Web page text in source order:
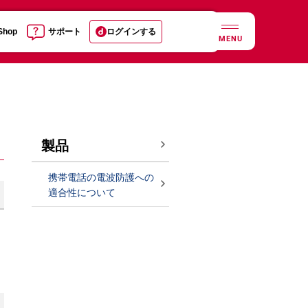
サポート ログインする
MENU
製品
携帯電話の電波防護への
適合性について